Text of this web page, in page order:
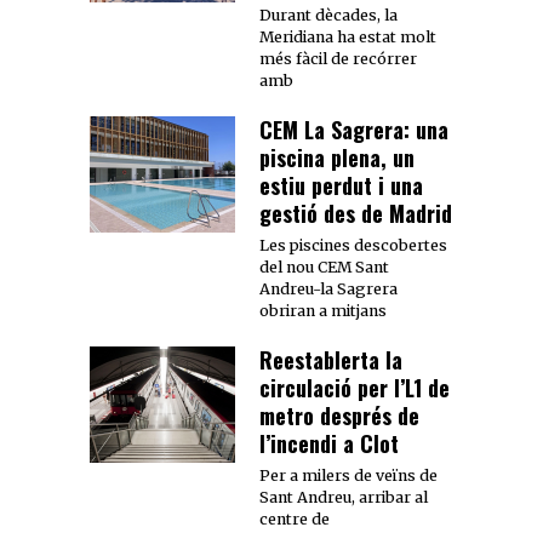
Durant dècades, la
Meridiana ha estat molt
més fàcil de recórrer
amb
CEM La Sagrera: una
piscina plena, un
estiu perdut i una
gestió des de Madrid
Les piscines descobertes
del nou CEM Sant
Andreu-la Sagrera
obriran a mitjans
Reestablerta la
circulació per l’L1 de
metro després de
l’incendi a Clot
Per a milers de veïns de
Sant Andreu, arribar al
centre de